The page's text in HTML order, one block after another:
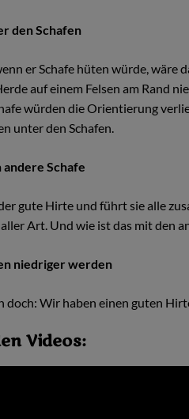
den Schafen
er Schafe hüten würde, wäre
auf einem Felsen am Rand
würden die Orientierung
unter den Schafen.
andere Schafe
gute Hirte und führt sie alle
Art. Und wie ist das mit den
niedriger werden
doch: Wir haben einen guten
Videos: